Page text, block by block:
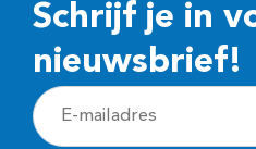
Schrijf je in
nieuwsbrief!
E
-